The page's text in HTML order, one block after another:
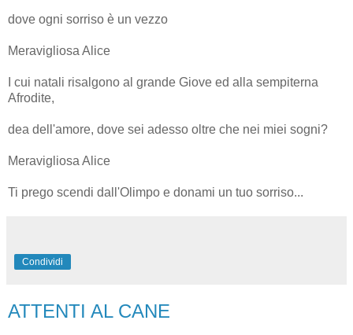
dove ogni sorriso è un vezzo
Meravigliosa Alice
I cui natali risalgono al grande Giove ed alla sempiterna
Afrodite,
dea dell'amore, dove sei adesso oltre che nei miei sogni?
Meravigliosa Alice
Ti prego scendi dall'Olimpo e donami un tuo sorriso...
Condividi
ATTENTI AL CANE